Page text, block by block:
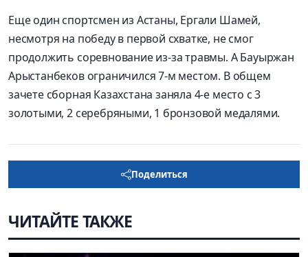
Еще один спортсмен из Астаны, Ергали Шамей,
несмотря на победу в первой схватке, не смог
продолжить соревнование из-за травмы. А Бауыржан
Арыстанбеков ограничился 7-м местом. В общем
зачете сборная Казахстана заняла 4-е место с 3
золотыми, 2 серебряными, 1 бронзовой медалями.
Поделиться
ЧИТАЙТЕ ТАКЖЕ